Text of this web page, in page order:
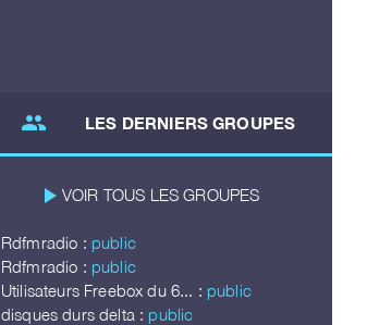
group LES DERNIERS GROUPES
play_arrow VOIR TOUS LES GROUPES
Rdfmradio : public
Rdfmradio : public
Utilisateurs Freebox du 6... : public
disques durs delta : public